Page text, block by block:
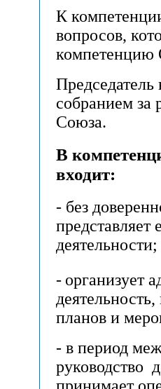
К
вопросов,
компетенцию
собранием за
Союза.
В
входит:
- без
представляет
- организует
планов и
- в период
руководство